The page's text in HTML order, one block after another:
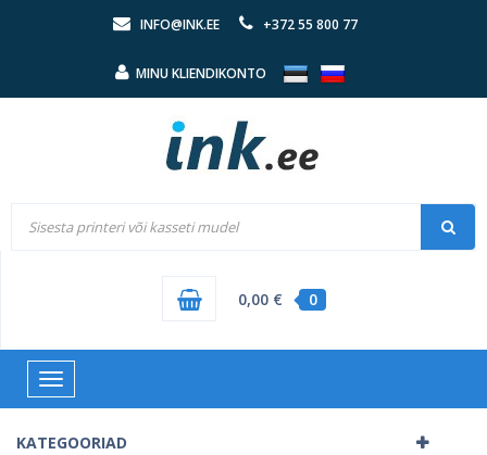
INFO@INK.EE +372 55 800 77
MINU KLIENDIKONTO
0
0,00 €
Toggle
navigation
KATEGOORIAD